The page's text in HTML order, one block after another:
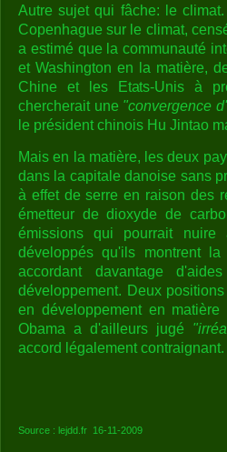
Autre sujet qui fâche: le
Copenhague sur le climat,
a estimé que la communauté
et Washington en la matière,
Chine et les Etats-Unis à
chercherait une "convergence
le président chinois Hu Jintao
Mais en la matière, les deux
dans la capitale danoise sans
à effet de serre en raison des
émetteur de dioxyde de
émissions qui pourrait
développés qu'ils montrent
accordant davantage
développement. Deux
en développement en
Obama a d'ailleurs jugé
accord légalement contraignant.
Source : lejdd.fr 16-11-2009